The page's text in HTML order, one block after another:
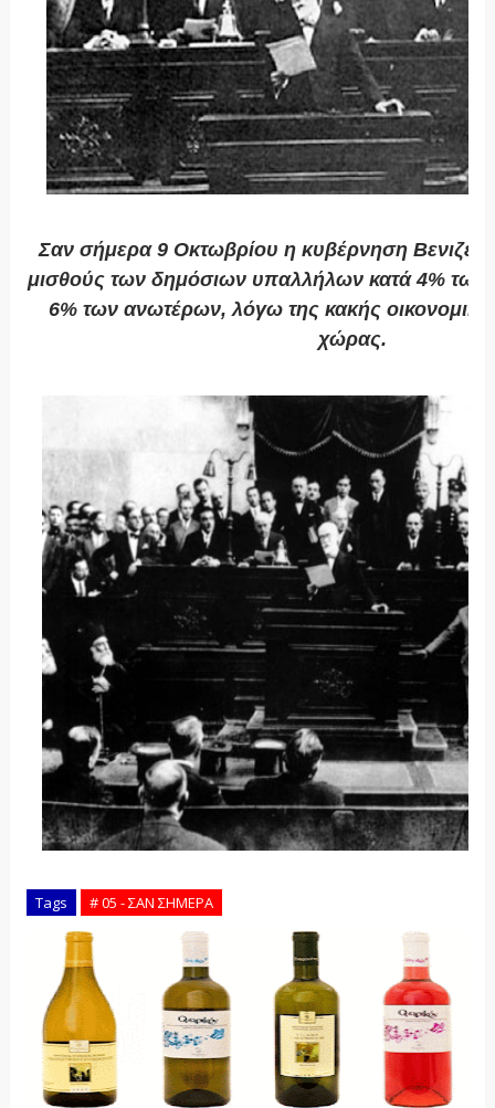
Σαν σήμερα 9 Οκτωβρίου η κυβέρνηση
μισθούς των δημόσιων υπαλλήλων κατά 4% των
6% των ανωτέρων, λόγω της κακής
χώρας.
Tags # 05 - ΣΑΝ ΣΗΜΕΡΑ